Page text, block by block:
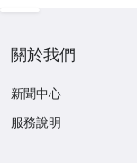
關於我們
新聞中心
服務說明